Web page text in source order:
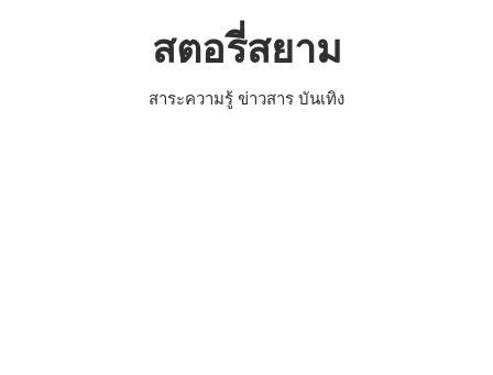
สตอรี่สยาม
สาระความรู้ ข่าวสาร บันเทิง